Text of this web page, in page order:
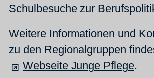
Schulbesuche zur
Weitere Informationen und
zu den Regionalgruppen
Webseite Junge Pflege.